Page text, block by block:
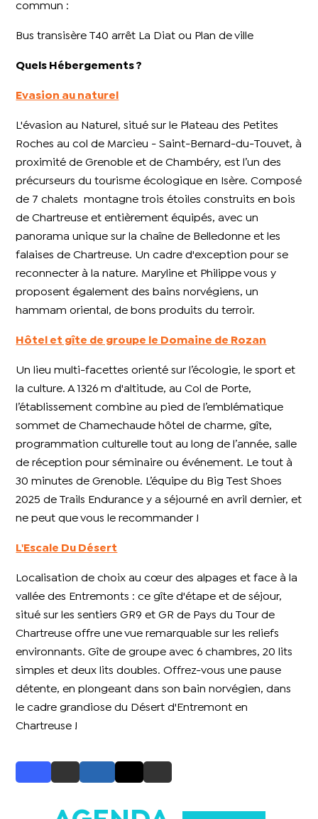
commun :
Bus transisère T40 arrêt La Diat ou Plan de ville
Quels Hébergements ?
Evasion au naturel
L'évasion au Naturel, situé sur le Plateau des Petites
Roches au col de Marcieu - Saint-Bernard-du-Touvet, à
proximité de Grenoble et de Chambéry, est l’un des
précurseurs du tourisme écologique en Isère. Composé
de 7 chalets montagne trois étoiles construits en bois
de Chartreuse et entièrement équipés, avec un
panorama unique sur la chaîne de Belledonne et les
falaises de Chartreuse. Un cadre d'exception pour se
reconnecter à la nature. Maryline et Philippe vous y
proposent également des bains norvégiens, un
hammam oriental, de bons produits du terroir.
Hôtel et gîte de groupe le Domaine de Rozan
Un lieu multi-facettes orienté sur l’écologie, le sport et
la culture. A 1326 m d'altitude, au Col de Porte,
l’établissement combine au pied de l’emblématique
sommet de Chamechaude hôtel de charme, gîte,
programmation culturelle tout au long de l’année, salle
de réception pour séminaire ou événement. Le tout à
30 minutes de Grenoble. L’équipe du Big Test Shoes
2025 de Trails Endurance y a séjourné en avril dernier, et
ne peut que vous le recommander !
L'Escale Du Désert
Localisation de choix au cœur des alpages et face à la
vallée des Entremonts : ce gîte d'étape et de séjour,
situé sur les sentiers GR9 et GR de Pays du Tour de
Chartreuse offre une vue remarquable sur les reliefs
environnants. Gîte de groupe avec 6 chambres, 20 lits
simples et deux lits doubles. Offrez-vous une pause
détente, en plongeant dans son bain norvégien, dans
le cadre grandiose du Désert d'Entremont en
Chartreuse !